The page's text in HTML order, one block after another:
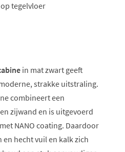
tegelvloer
in mat zwart geeft
strakke uitstraling.
combineert een
zijwand en is uitgevoerd
met NANO coating. Daardoor
hecht vuil en kalk zich